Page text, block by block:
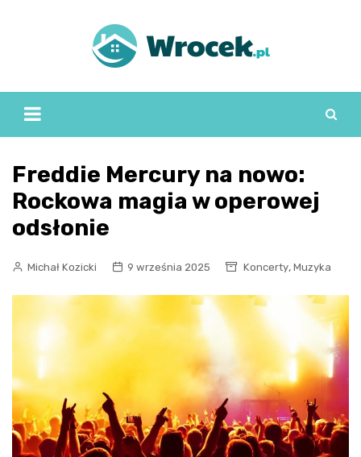
Freddie Mercury na nowo:
Rockowa magia w operowej
odsłonie
Michał Kozicki 9 września 2025 Koncerty, Muzyka